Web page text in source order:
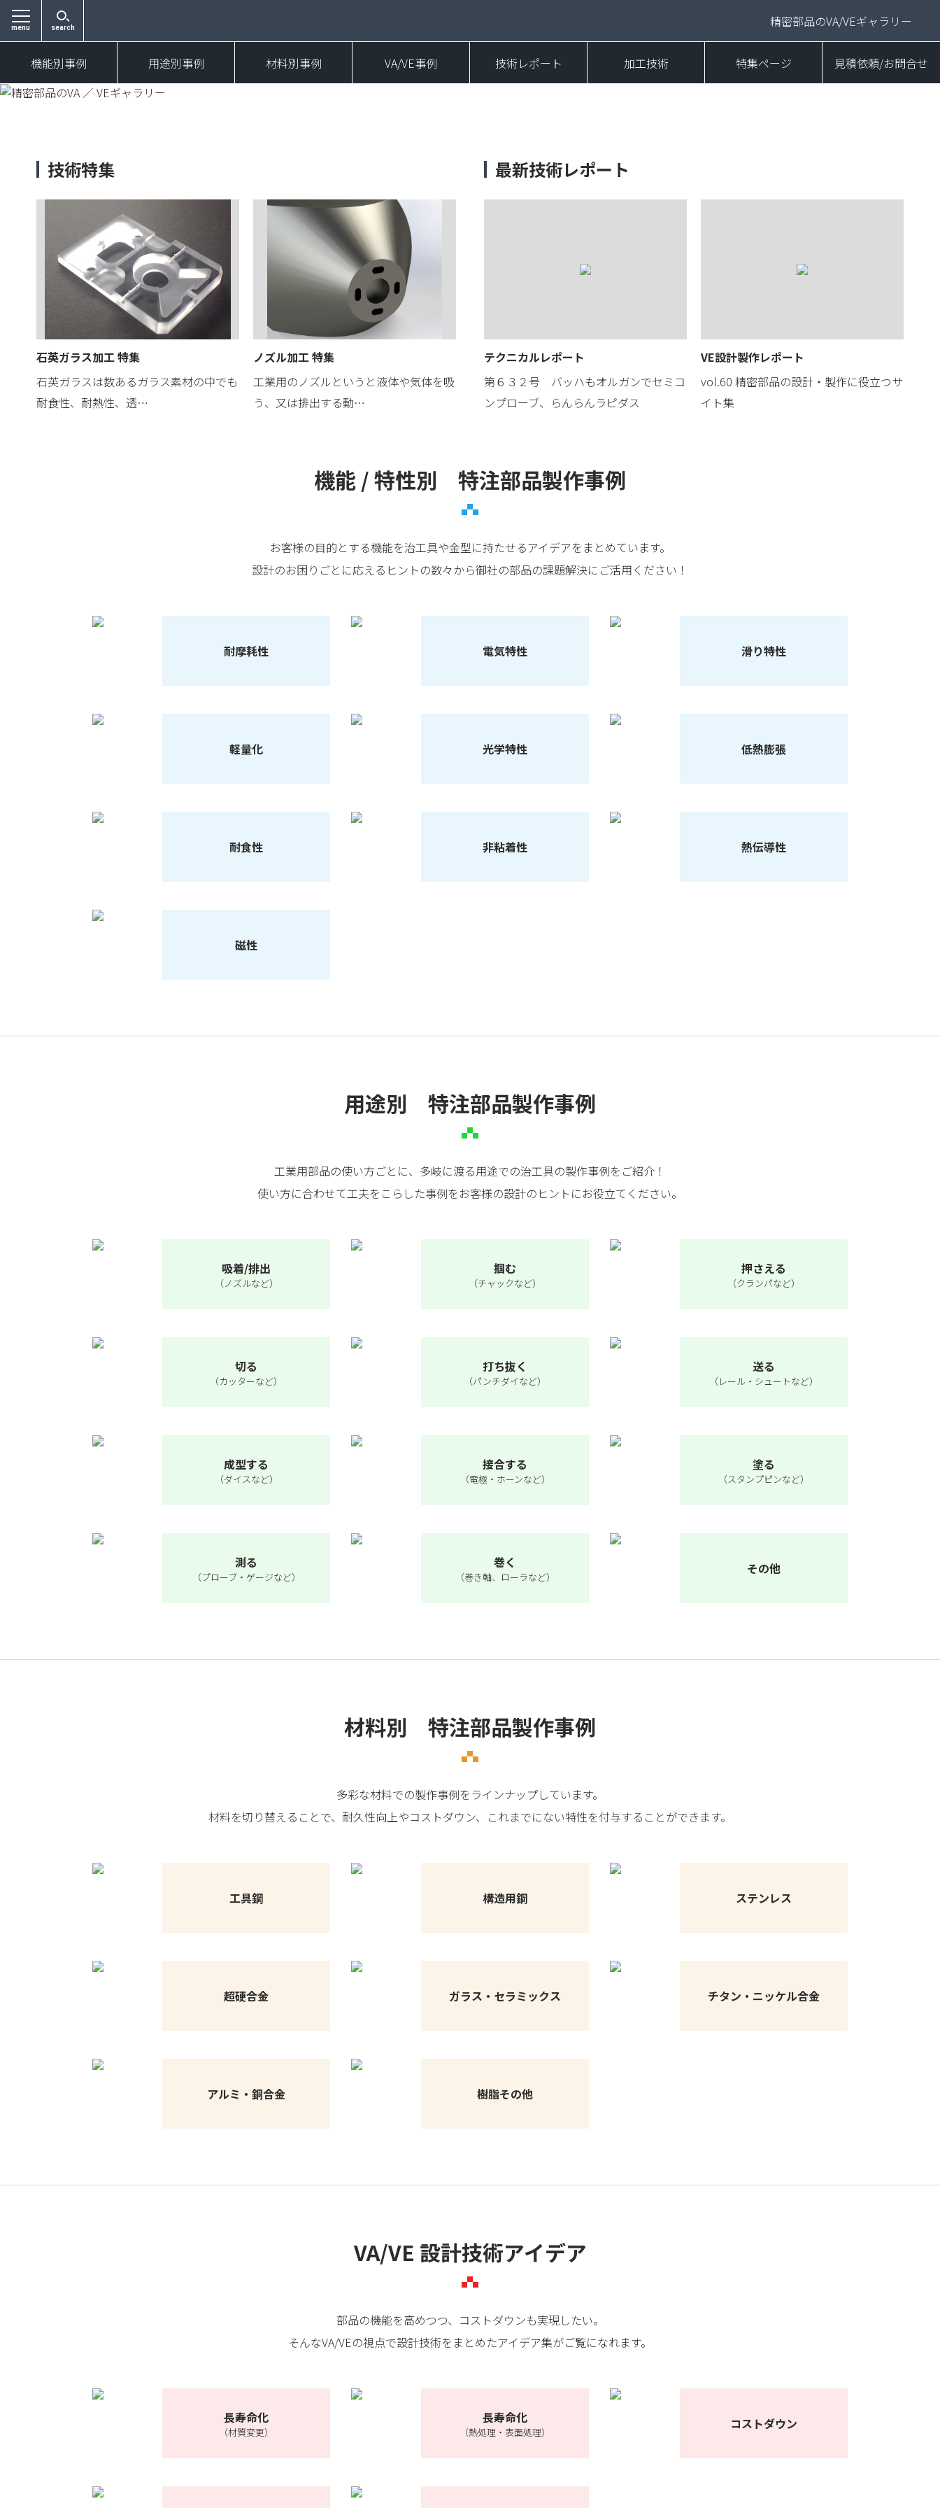
menu search 精密部品のVA/VEギャラリー
機能別事例 用途別事例 材料別事例 VA/VE事例 技術レポート 加工技術 特集ページ 見積依頼/お問合せ
技術特集
石英ガラス加工 特集
石英ガラスは数あるガラス素材の中でも
耐食性、耐熱性、透…
ノズル加工 特集
工業用のノズルというと液体や気体を吸
う、又は排出する動…
最新技術レポート
テクニカルレポート
第６３２号 バッハもオルガンでセミコ
ンプローブ、らんらんラピダス
VE設計製作レポート
vol.60 精密部品の設計・製作に役立つサ
イト集
機能 / 特性別 特注部品製作事例
お客様の目的とする機能を治工具や金型に持たせるアイデアをまとめています。
設計のお困りごとに応えるヒントの数々から御社の部品の課題解決にご活用ください！
耐摩耗性 電気特性 滑り特性
軽量化 光学特性 低熱膨張
耐食性 非粘着性 熱伝導性
磁性
用途別 特注部品製作事例
工業用部品の使い方ごとに、多岐に渡る用途での治工具の製作事例をご紹介！
使い方に合わせて工夫をこらした事例をお客様の設計のヒントにお役立てください。
吸着/排出
（ノズルなど）
掴む
（チャックなど）
押さえる
（クランパなど）
切る
（カッターなど）
打ち抜く
（パンチダイなど）
送る
（レール・シュートなど）
成型する
（ダイスなど）
接合する
（電極・ホーンなど）
塗る
（スタンプピンなど）
測る
（プローブ・ゲージなど）
巻く
（巻き軸、ローラなど） その他
材料別 特注部品製作事例
多彩な材料での製作事例をラインナップしています。
材料を切り替えることで、耐久性向上やコストダウン、これまでにない特性を付与することができます。
工具鋼 構造用鋼 ステンレス
超硬合金 ガラス・セラミックス チタン・ニッケル合金
アルミ・銅合金 樹脂その他
VA/VE 設計技術アイデア
部品の機能を高めつつ、コストダウンも実現したい。
そんなVA/VEの視点で設計技術をまとめたアイデア集がご覧になれます。
長寿命化
（材質変更）
長寿命化
（熱処理・表面処理） コストダウン